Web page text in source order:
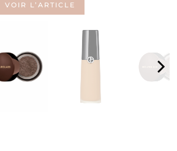
VOIR L’ARTICLE